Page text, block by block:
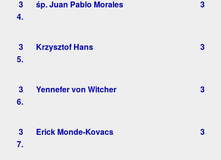
3
4.
śp. Juan Pablo Morales 3
3
5.
Krzysztof Hans 3
3
6.
Yennefer von Witcher 3
3
7.
Erick Monde-Kovacs 3